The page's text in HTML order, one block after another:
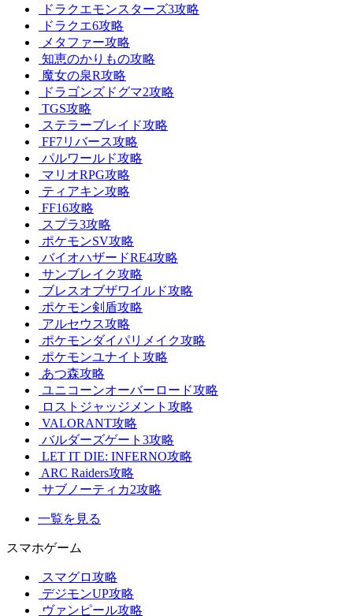
ドラクエモンスターズ3攻略
ドラクエ6攻略
メタファー攻略
知恵のかりもの攻略
魔女の泉R攻略
ドラゴンズドグマ2攻略
TGS攻略
ステラーブレイド攻略
FF7リバース攻略
パルワールド攻略
マリオRPG攻略
ティアキン攻略
FF16攻略
スプラ3攻略
ポケモンSV攻略
バイオハザードRE4攻略
サンブレイク攻略
ブレスオブザワイルド攻略
ポケモン剣盾攻略
アルセウス攻略
ポケモンダイパリメイク攻略
ポケモンユナイト攻略
あつ森攻略
ユニコーンオーバーロード攻略
ロストジャッジメント攻略
VALORANT攻略
バルダーズゲート3攻略
LET IT DIE: INFERNO攻略
ARC Raiders攻略
サブノーティカ2攻略
一覧を見る
スマホゲーム
スマグロ攻略
デジモンUP攻略
ヴァンピール攻略